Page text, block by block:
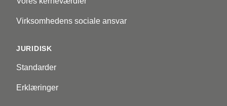
Virksomhedens sociale ansvar
JURIDISK
Standarder
Erklæringer